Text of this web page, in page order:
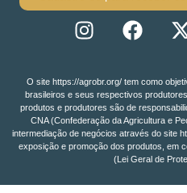
O site https://agrobr.org/ tem como
brasileiros e seus respectivos
produtos e produtores são de
CNA (Confederação da Agricultura e
intermediação de negócios através do site
exposição e promoção dos produtos, em
(Lei Geral de